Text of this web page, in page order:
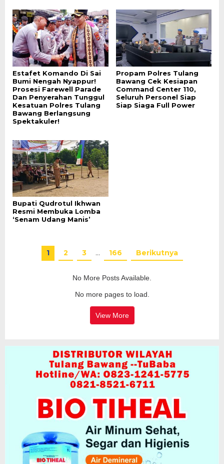
Estafet Komando Di Sai
Bumi Nengah Nyappur!
Prosesi Farewell Parade
Dan Penyerahan Tunggul
Kesatuan Polres Tulang
Bawang Berlangsung
Spektakuler!
Propam Polres Tulang
Bawang Cek Kesiapan
Command Center 110,
Seluruh Personel Siap
Siap Siaga Full Power
Bupati Qudrotul Ikhwan
Resmi Membuka Lomba
‘Senam Udang Manis’
1 2 3 … 166 Berikutnya
No More Posts Available.
No more pages to load.
View More